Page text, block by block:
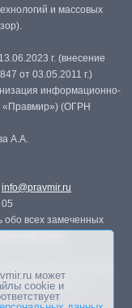
и массовых
г. (внесение
от 03.05.2011 г.)
информационно-
«Правмир») (ОГРН
А.А.
info@pravmir.ru
обо всех замеченных
(книгах, прессе)
редакции.
может
cookie и